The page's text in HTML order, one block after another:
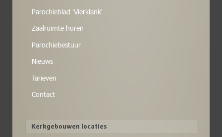
Parochieblad 'Vierklank'
Zaalruimte huren
Parochiebestuur
Nieuws
Tarieven
Contact
Kerkgebouwen locaties